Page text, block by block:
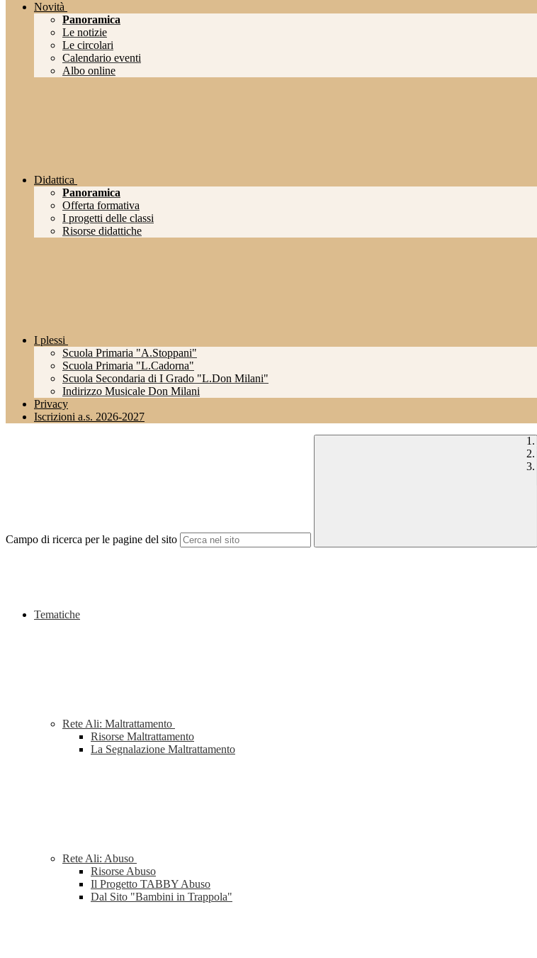
Novità
Panoramica
Le notizie
Le circolari
Calendario eventi
Albo online
Didattica
Panoramica
Offerta formativa
I progetti delle classi
Risorse didattiche
I plessi
Scuola Primaria "A.Stoppani"
Scuola Primaria "L.Cadorna"
Scuola Secondaria di I Grado "L.Don Milani"
Indirizzo Musicale Don Milani
Privacy
Iscrizioni a.s. 2026-2027
Campo di ricerca per le pagine del sito
Tematiche
Rete Ali: Maltrattamento
Risorse Maltrattamento
La Segnalazione Maltrattamento
Rete Ali: Abuso
Risorse Abuso
Il Progetto TABBY Abuso
Dal Sito "Bambini in Trappola"